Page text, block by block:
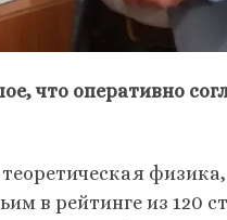
что оперативно
физика,
в рейтинге из 120